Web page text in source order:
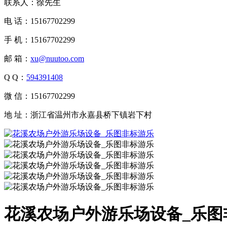
联系人：徐先生
电 话：15167702299
手 机：15167702299
邮 箱： xu@nuutoo.com
Q Q： 594391408
微 信：15167702299
地 址：浙江省温州市永嘉县桥下镇岩下村
花溪农场户外游乐场设备_乐